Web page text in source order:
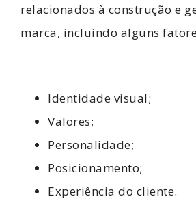
relacionados à construção e
marca, incluindo alguns
Identidade visual;
Valores;
Personalidade;
Posicionamento;
Experiência do cliente.